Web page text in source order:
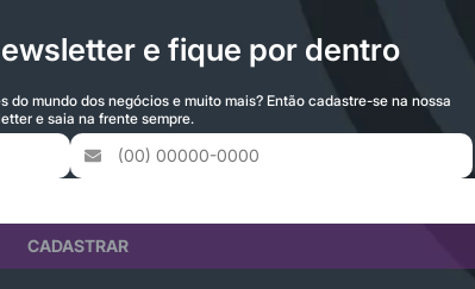
e fique por dentro
mundo dos negócios e muito mais? Então cadastre-se na nossa
e saia na frente sempre.
CADASTRAR